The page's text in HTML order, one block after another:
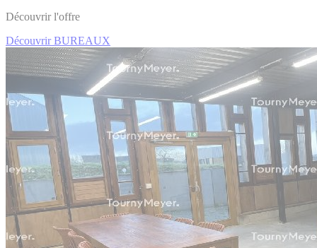
Découvrir l'offre
Découvrir BUREAUX